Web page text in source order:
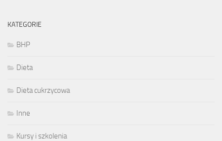
KATEGORIE
BHP
Dieta
Dieta cukrzycowa
Inne
Kursy i szkolenia